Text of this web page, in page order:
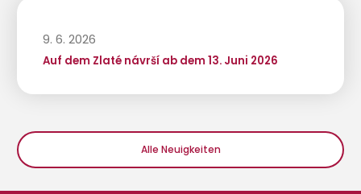
9. 6. 2026
Auf dem Zlaté návrší ab dem 13. Juni 2026
Alle Neuigkeiten